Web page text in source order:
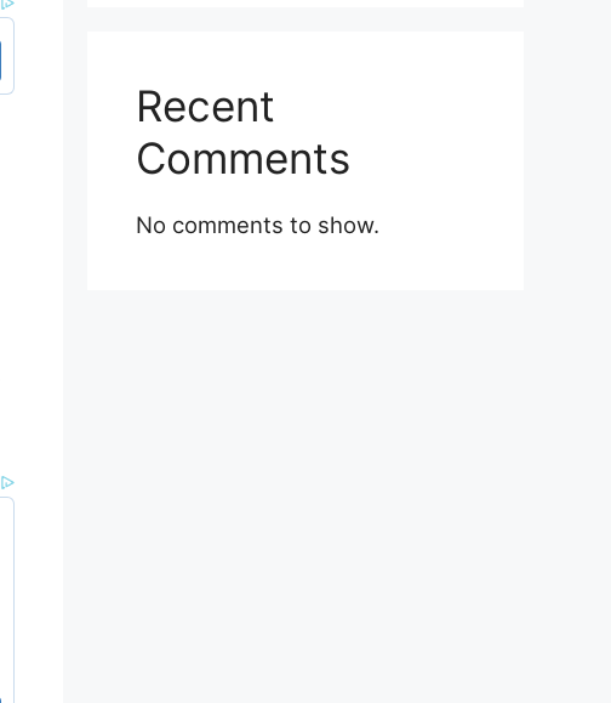
Recent
Comments
No comments to show.